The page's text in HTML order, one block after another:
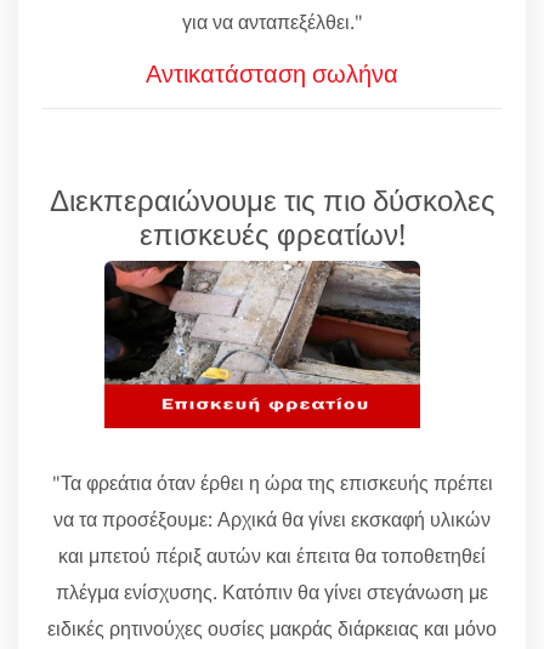
για να ανταπεξέλθει."
Αντικατάσταση σωλήνα
Διεκπεραιώνουμε τις πιο δύσκολες
επισκευές φρεατίων!
"Τα φρεάτια όταν έρθει η ώρα της επισκευής πρέπει
να τα προσέξουμε: Αρχικά θα γίνει εκσκαφή υλικών
και μπετού πέριξ αυτών και έπειτα θα τοποθετηθεί
πλέγμα ενίσχυσης. Κατόπιν θα γίνει στεγάνωση με
ειδικές ρητινούχες ουσίες μακράς διάρκειας και μόνο